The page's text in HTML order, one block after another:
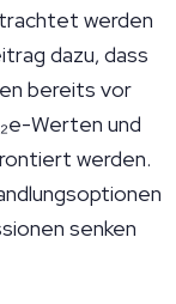
werden
dazu, dass
bereits vor
Werten und
werden.
senken